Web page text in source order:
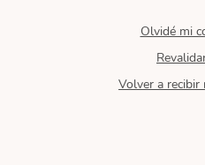
Olvidé mi
Volver a recibir